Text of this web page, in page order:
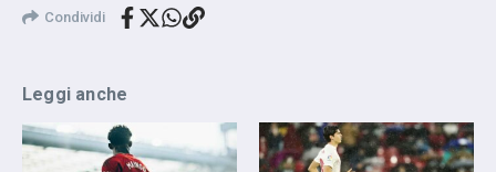
Condividi
Leggi anche